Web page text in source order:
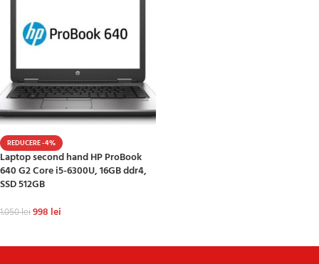
REDUCERE -4%
Laptop second hand HP ProBook
640 G2 Core i5-6300U, 16GB ddr4,
SSD 512GB
1.050lei998 lei